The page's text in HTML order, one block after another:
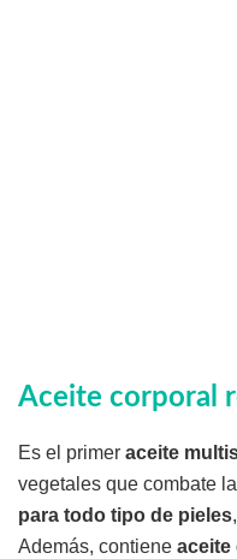
Aceite corporal
Es el primer aceite
vegetales que combate
para todo tipo de pieles
Además, contiene aceite